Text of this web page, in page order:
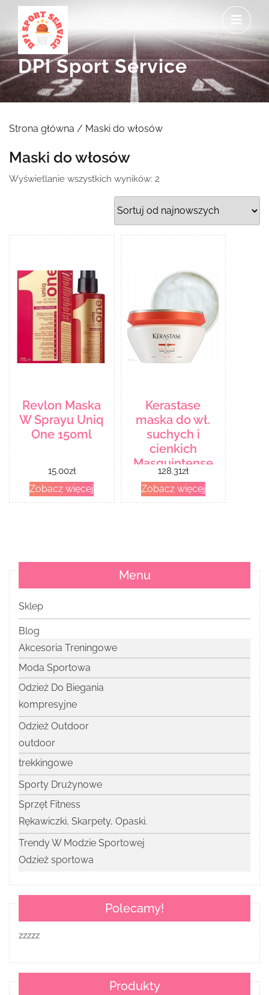
content
DPI Sport Service
Strona główna / Maski do włosów
Maski do włosów
Wyświetlanie wszystkich wyników: 2
według
najnowszych
Revlon Maska
W Sprayu Uniq
One 150ml
15.00zł
Zobacz więcej
Kerastase
maska do wł.
suchych i
cienkich
Masquintense
200ml
128.31zł
Zobacz więcej
Menu
Sklep
Blog
Akcesoria Treningowe
Moda Sportowa
Odzież Do Biegania
kompresyjne
Odzież Outdoor
outdoor
trekkingowe
Sporty Drużynowe
Sprzęt Fitness
Rękawiczki, Skarpety, Opaski.
Trendy W Modzie Sportowej
Odzież sportowa
Polecamy!
zzzzz
Produkty